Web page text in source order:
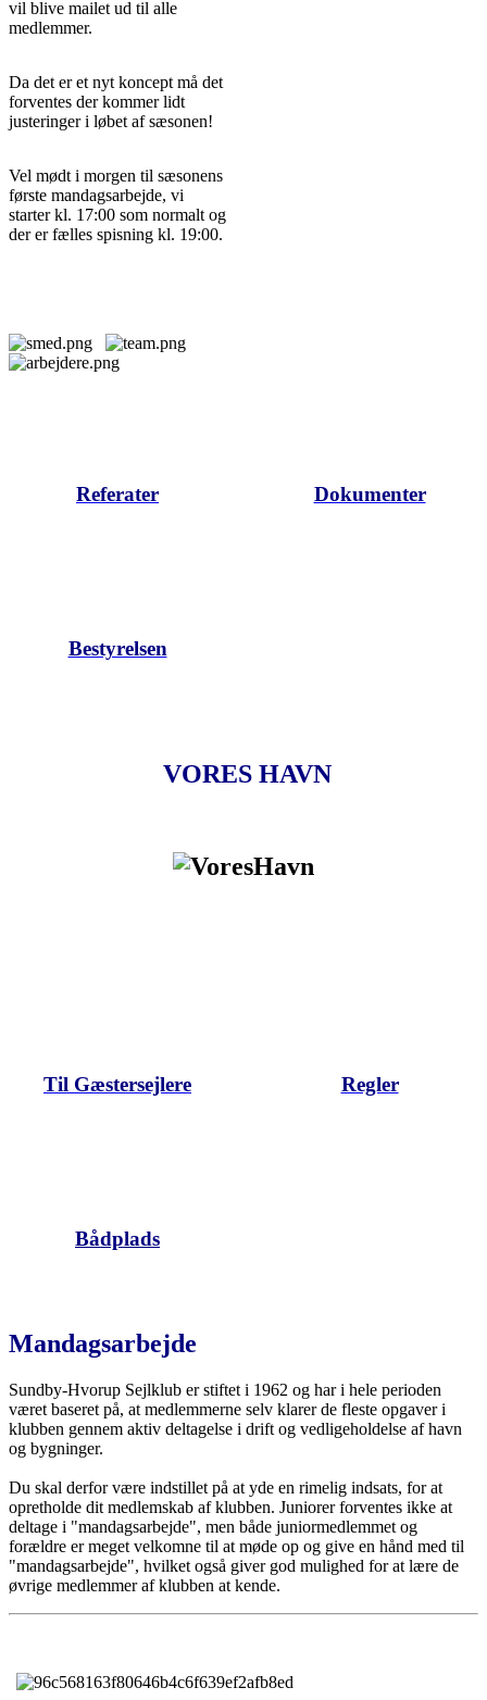
vil blive mailet ud til alle
medlemmer.
Da det er et nyt koncept må det
forventes der kommer lidt
justeringer i løbet af sæsonen!
Vel mødt i morgen til sæsonens
første mandagsarbejde, vi
starter kl. 17:00 som normalt og
der er fælles spisning kl. 19:00.
Referater Dokumenter
Bestyrelsen
VORES HAVN
Til Gæstersejlere Regler
Bådplads
Mandagsarbejde
Sundby-Hvorup Sejlklub er stiftet i 1962 og har i hele perioden
været baseret på, at medlemmerne selv klarer de fleste opgaver i
klubben gennem aktiv deltagelse i drift og vedligeholdelse af havn
og bygninger.
Du skal derfor være indstillet på at yde en rimelig indsats, for at
opretholde dit medlemskab af klubben. Juniorer forventes ikke at
deltage i "mandagsarbejde", men både juniormedlemmet og
forældre er meget velkomne til at møde op og give en hånd med til
"mandagsarbejde", hvilket også giver god mulighed for at lære de
øvrige medlemmer af klubben at kende.